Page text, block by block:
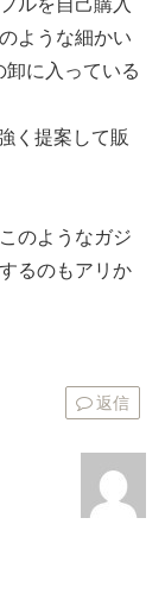
ような細かい
に入っている
く提案して販
のようなガジ
るのもアリか
返信